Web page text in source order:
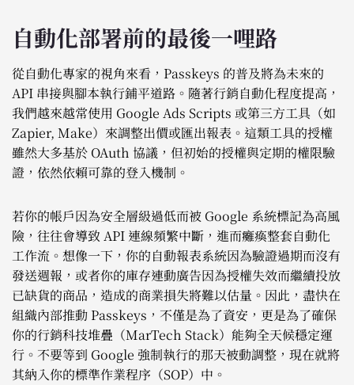
自動化部署前的最後一哩路
從自動化專家的視角來看，Passkeys 的普及將為未來的
API 串接與腳本執行鋪平道路。隨著行銷自動化程度提高，
我們越來越常使用 Google Ads Scripts 或第三方工具（如
Zapier, Make）來調整出價或匯出報表。這類工具的授權
雖然大多基於 OAuth 協議，但初始的授權與定期的權限驗
證，依然依賴可靠的登入機制。
若你的帳戶因為安全層級過低而被 Google 系統標記為高風
險，往往會導致 API 連線頻繁中斷，進而癱瘓整套自動化
工作流。想像一下，你的自動報表系統因為驗證過期而沒有
發送週報，或者你的庫存連動廣告因為授權失效而繼續投放
已缺貨的商品，造成的商業損失將難以估量。因此，盡快在
組織內部推動 Passkeys，不僅是為了資安，更是為了確保
你的行銷科技堆疊（MarTech Stack）能夠全天候穩定運
行。不要等到 Google 強制執行的那天被動調整，現在就將
其納入你的標準作業程序（SOP）中。